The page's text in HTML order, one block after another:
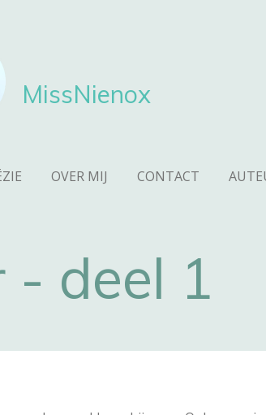
MissNienox
OVER MIJ CONTACT
- deel 1